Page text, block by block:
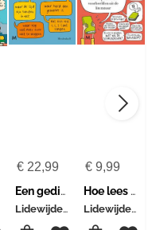
€ 22,99
Een gedicht is ook maar een ding
Lidewijde Paris
€ 9,99
Hoe lees ik?
Lidewijde Paris